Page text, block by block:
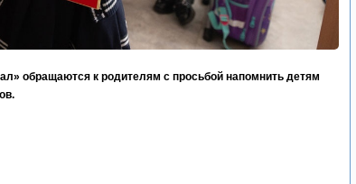
обращаются к родителям с просьбой напомнить детям